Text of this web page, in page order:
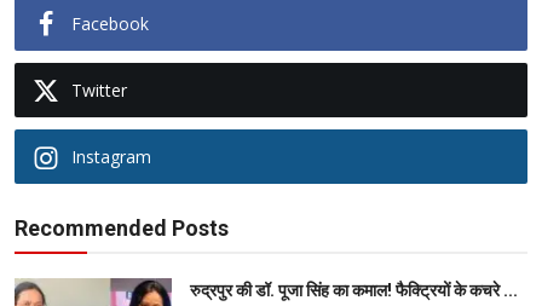
Facebook
Twitter
Instagram
Recommended Posts
रुद्रपुर की डॉ. पूजा सिंह का कमाल! फैक्ट्रियों के कचरे ...